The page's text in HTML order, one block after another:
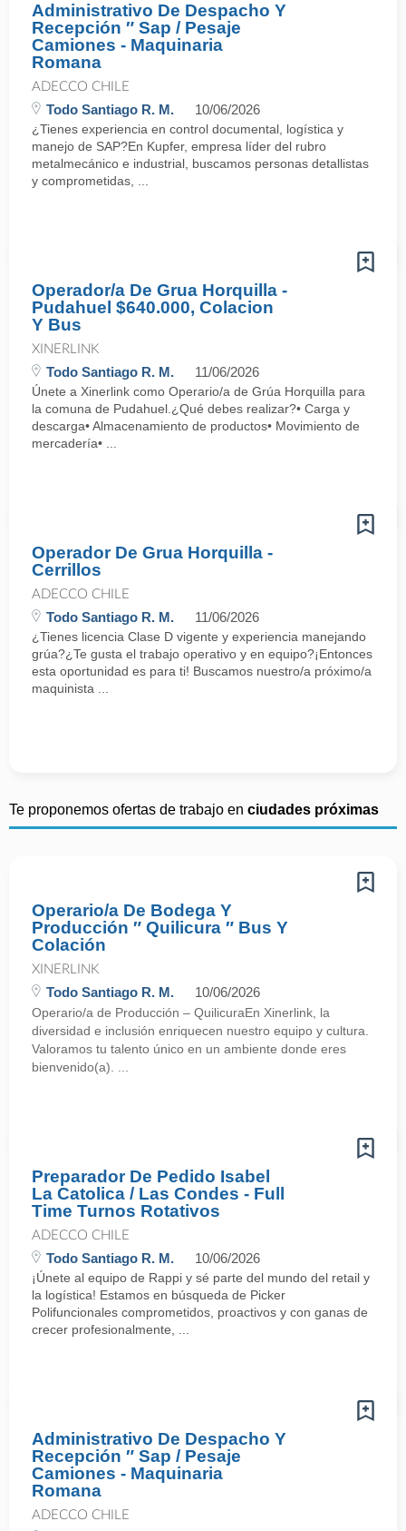
Administrativo De Despacho Y
Recepción ″ Sap / Pesaje
Camiones - Maquinaria
Romana
ADECCO CHILE
Todo Santiago R. M. 10/06/2026
¿Tienes experiencia en control documental, logística y
manejo de SAP?En Kupfer, empresa líder del rubro
metalmecánico e industrial, buscamos personas detallistas
y comprometidas, ...
Operador/a De Grua Horquilla -
Pudahuel $640.000, Colacion
Y Bus
XINERLINK
Todo Santiago R. M. 11/06/2026
Únete a Xinerlink como Operario/a de Grúa Horquilla para
la comuna de Pudahuel.¿Qué debes realizar?• Carga y
descarga• Almacenamiento de productos• Movimiento de
mercadería• ...
Operador De Grua Horquilla -
Cerrillos
ADECCO CHILE
Todo Santiago R. M. 11/06/2026
¿Tienes licencia Clase D vigente y experiencia manejando
grúa?¿Te gusta el trabajo operativo y en equipo?¡Entonces
esta oportunidad es para ti! Buscamos nuestro/a próximo/a
maquinista ...
Te proponemos ofertas de trabajo en ciudades próximas
Operario/a De Bodega Y
Producción ″ Quilicura ″ Bus Y
Colación
XINERLINK
Todo Santiago R. M. 10/06/2026
Operario/a de Producción – QuilicuraEn Xinerlink, la
diversidad e inclusión enriquecen nuestro equipo y cultura.
Valoramos tu talento único en un ambiente donde eres
bienvenido(a). ...
Preparador De Pedido Isabel
La Catolica / Las Condes - Full
Time Turnos Rotativos
ADECCO CHILE
Todo Santiago R. M. 10/06/2026
¡Únete al equipo de Rappi y sé parte del mundo del retail y
la logística! Estamos en búsqueda de Picker
Polifuncionales comprometidos, proactivos y con ganas de
crecer profesionalmente, ...
Administrativo De Despacho Y
Recepción ″ Sap / Pesaje
Camiones - Maquinaria
Romana
ADECCO CHILE